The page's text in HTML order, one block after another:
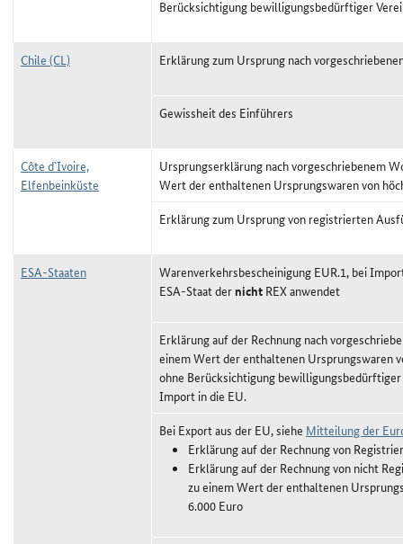
Berücksichtigung bewilligungsbedürftiger
Chile (CL) Erklärung zum Ursprung nach
Gewissheit des Einführers
Côte d`Ivoire,
Elfenbeinküste
Ursprungserklärung nach vorgeschriebenem
Wert der enthaltenen Ursprungswaren von
Erklärung zum Ursprung von registrierten
ESA-Staaten
Warenverkehrsbescheinigung EUR.1, bei
ESA-Staat der nicht REX anwendet
Erklärung auf der Rechnung nach
einem Wert der enthaltenen Ursprungswaren
ohne Berücksichtigung
Import in die EU.
Bei Export aus der EU, siehe Mitteilung der
Erklärung auf der Rechnung von
Erklärung auf der Rechnung von nicht
zu einem Wert der enthaltenen
6.000 Euro